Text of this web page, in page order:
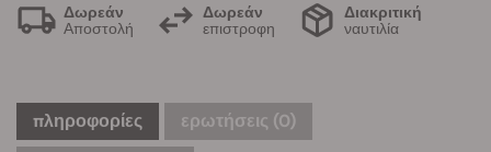
Δωρεάν
Αποστολή
Δωρεάν
επιστροφη
Διακριτική
ναυτιλία
πληροφορίες ερωτήσεις (0)